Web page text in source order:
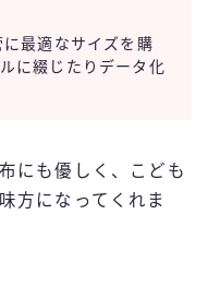
最適なサイズを購
に綴じたりデータ化
にも優しく、こども
方になってくれま